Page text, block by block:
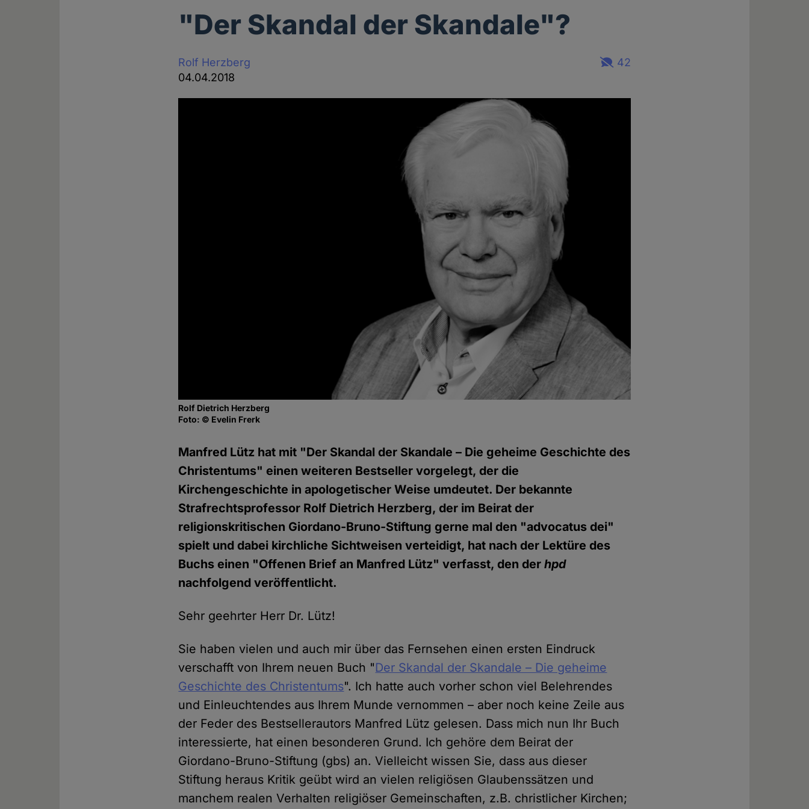
"Der Skandal der Skandale"?
Rolf Herzberg
04.04.2018
42
Rolf Dietrich Herzberg
Foto: © Evelin Frerk
Manfred Lütz hat mit "Der Skandal der Skandale – Die geheime Geschichte des
Christentums" einen weiteren Bestseller vorgelegt, der die
Kirchengeschichte in apologetischer Weise umdeutet. Der bekannte
Strafrechtsprofessor Rolf Dietrich Herzberg, der im Beirat der
religionskritischen Giordano-Bruno-Stiftung gerne mal den "advocatus dei"
spielt und dabei kirchliche Sichtweisen verteidigt, hat nach der Lektüre des
Buchs einen "Offenen Brief an Manfred Lütz" verfasst, den derhpd
nachfolgend veröffentlicht.
Sehr geehrter Herr Dr. Lütz!
Sie haben vielen und auch mir über das Fernsehen einen ersten Eindruck
verschafft von Ihrem neuen Buch "Der Skandal der Skandale – Die geheime
Geschichte des Christentums". Ich hatte auch vorher schon viel Belehrendes
und Einleuchtendes aus Ihrem Munde vernommen – aber noch keine Zeile aus
der Feder des Bestsellerautors Manfred Lütz gelesen. Dass mich nun Ihr Buch
interessierte, hat einen besonderen Grund. Ich gehöre dem Beirat der
Giordano-Bruno-Stiftung (gbs) an. Vielleicht wissen Sie, dass aus dieser
Stiftung heraus Kritik geübt wird an vielen religiösen Glaubenssätzen und
manchem realen Verhalten religiöser Gemeinschaften, z.B. christlicher Kirchen;